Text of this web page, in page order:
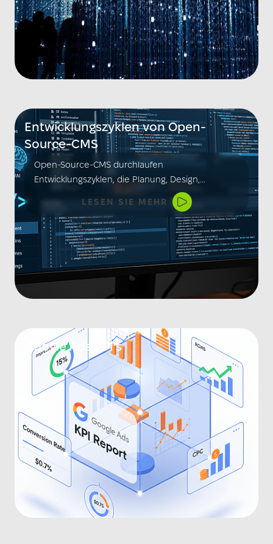
Entwicklungszyklen von Open-
Source-CMS
Open-Source-CMS durchlaufen
Entwicklungszyklen, die Planung, Design,
Implementierung, Testen und Wartung umfassen.
Community-Feedback und regelmäßige Updates
fördern Innovation und Sicherheit, während
Benutzeranforderungen kontinuierlich
berücksichtigt werden.
LESEN SIE MEHR
Google Ads KPI's